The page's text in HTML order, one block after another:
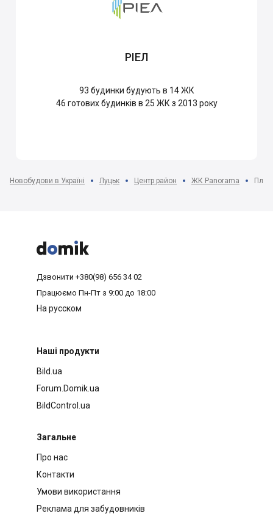
РІЕЛ
93 будинки будують в 14 ЖК
46 готових будинків в 25 ЖК з 2013 року
Новобудови в Україні Луцьк Центр район ЖК Panorama



Дзвонити +380(98) 656 34 02
Працюємо Пн-Пт з 9:00 до 18:00
На русском
Наші продукти
Bild.ua
Forum.Domik.ua
BildControl.ua
Загальне
Про нас
Контакти
Умови використання
Реклама для забудовників